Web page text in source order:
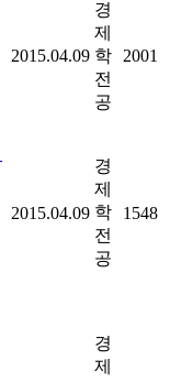
2015.04.09
경
제
학
전
공
2001
2015.04.09
경
제
학
전
공
1548
경
제